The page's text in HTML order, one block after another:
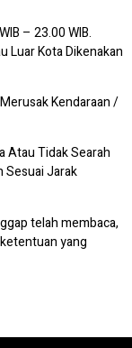
– 23.00 WIB.
Luar Kota Dikenakan
Kendaraan /
Atau Tidak Searah
Sesuai Jarak
telah membaca,
yang